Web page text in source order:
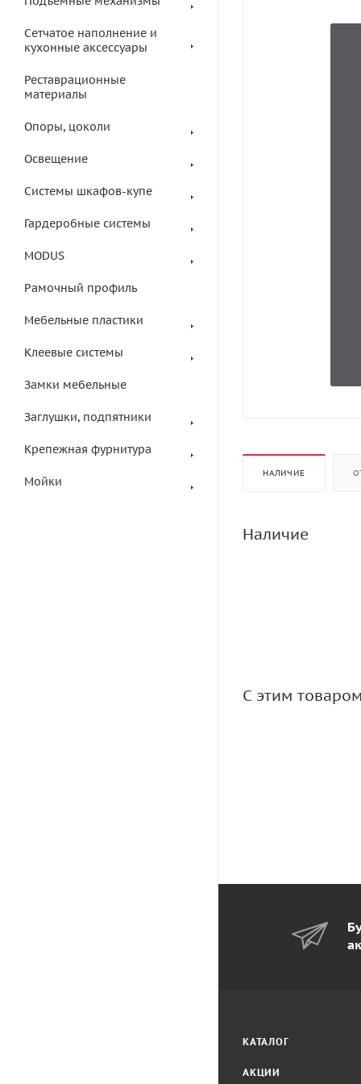
Сетчатое наполнение и
кухонные аксессуары
Реставрационные
материалы
Опоры, цоколи
Освещение
Системы шкафов-купе
Гардеробные системы
MODUS
Рамочный профиль
Мебельные пластики
Клеевые системы
Замки мебельные
Заглушки, подпятники
Крепежная фурнитура
Мойки
НАЛИЧИЕ
Наличие
С этим
КАТАЛОГ
АКЦИИ